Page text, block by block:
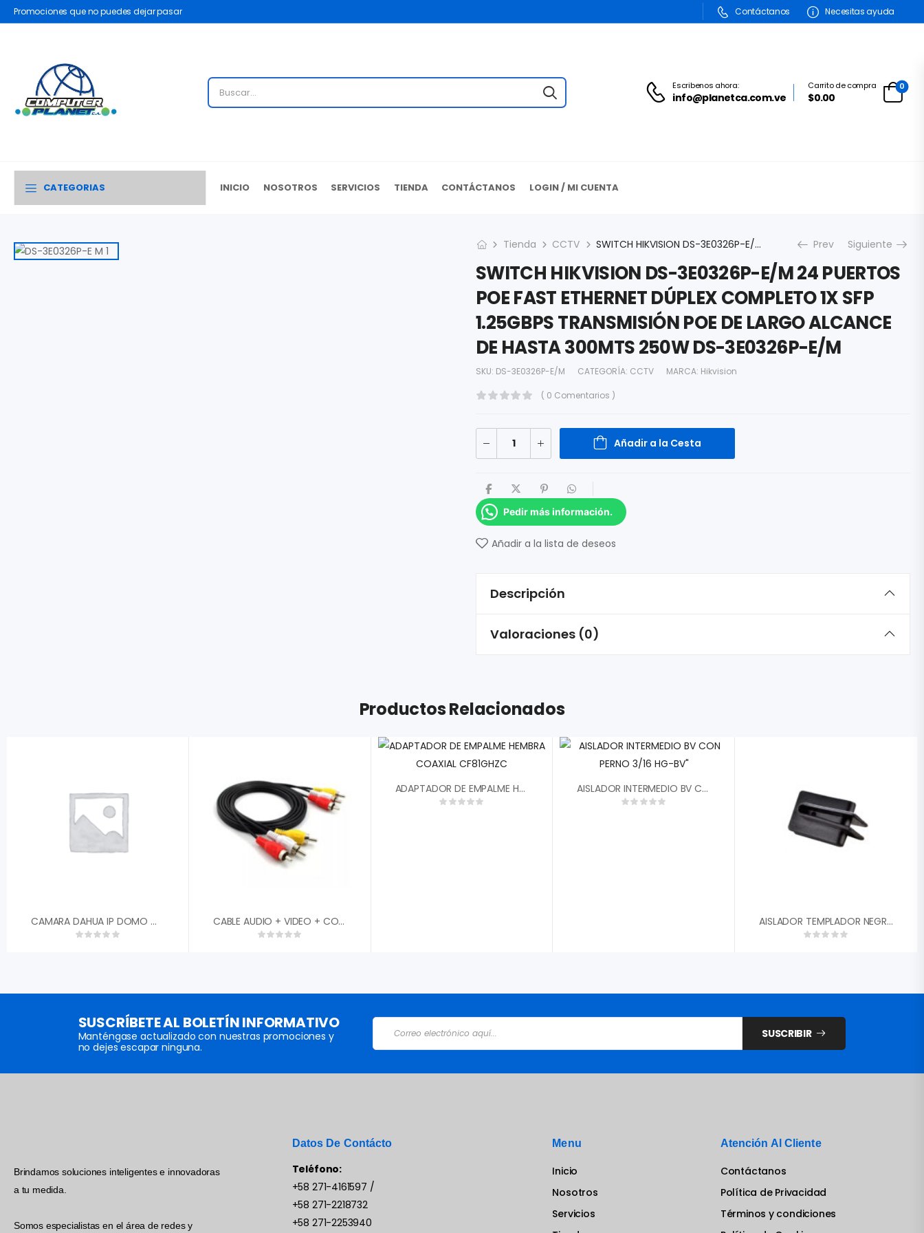
Promociones que no puedes dejar pasar Contáctanos Necesitas ayuda
Escribenos ahora:
info@planetca.com.ve
Carrito de compra
$0.00
0
CATEGORIAS INICIO NOSOTROS SERVICIOS TIENDA CONTÁCTANOS LOGIN / MI CUENTA
Tienda CCTV SWITCH HIKVISION DS-3E0326P-E/M 24 PUERTOS POE FAST ETHERNET DÚPLEX COMPLETO 1X SFP 1.25GBPS TRANSMISIÓN POE DE LARGO ALCANCE DE HASTA 300MTS 250W DS-3E0326P-E/M Prev Siguiente
SWITCH HIKVISION DS-3E0326P-E/M 24 PUERTOS
POE FAST ETHERNET DÚPLEX COMPLETO 1X SFP
1.25GBPS TRANSMISIÓN POE DE LARGO ALCANCE
DE HASTA 300MTS 250W DS-3E0326P-E/M
SKU: DS-3E0326P-E/M CATEGORÍA: CCTV MARCA: Hikvision
( 0 Comentarios )
Añadir a la Cesta
Pedir más información.
Añadir a la lista de deseos
Descripción
Valoraciones (0)
Productos Relacionados
CAMARA DAHUA IP DOMO METALICO 2MP 30FPS 2,8MM FOV 110░ IP67 IK10 IR 30M DWDR H.265 2 IVS POE SLOT MICRO SD HASTA 256GB DH-IPC-HDBW2230EN-S-0280B-S2 CABLE AUDIO + VIDEO + CORRIENTE 15 MTS
ADAPTADOR DE EMPALME HEMBRA COAXIAL CF81GHZC AISLADOR INTERMEDIO BV CON PERNO 3/16 HG-BV»
AISLADOR TEMPLADOR NEGRO SIN GANCHO HG-HS
SUSCRÍBETE AL BOLETÍN INFORMATIVO
Manténgase actualizado con nuestras promociones y
no dejes escapar ninguna.
SUSCRIBIR
Brindamos soluciones inteligentes e innovadoras
a tu medida.
Somos especialistas en el área de redes y
Datos De Contácto
Teléfono:
+58 271-4161597 /
+58 271-2218732
+58 271-2253940
Menu
Inicio
Nosotros
Servicios
Atención Al Cliente
Contáctanos
Política de Privacidad
Términos y condiciones